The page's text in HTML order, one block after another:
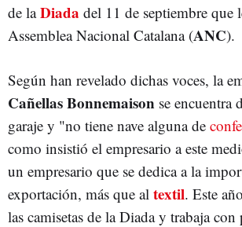
de laDiada del 11 de septiembre que
Assemblea Nacional Catalana (ANC).
Según han revelado dichas voces, la
Cañellas Bonnemaison se encuentra
garaje y "no tiene nave alguna de
como insistió el empresario a este
un empresario que se dedica a la
exportación, más que al textil. Este
las camisetas de la Diada y trabaja con